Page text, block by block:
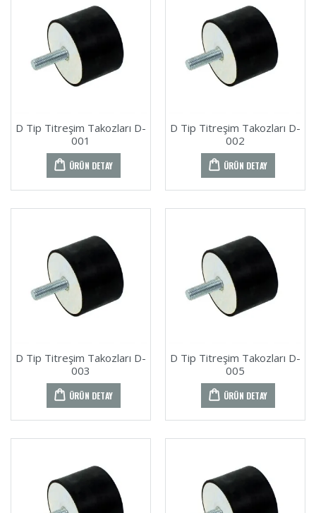
D Tip Titreşim Takozları D-
001
ÜRÜN DETAY
D Tip Titreşim Takozları D-
002
ÜRÜN DETAY
D Tip Titreşim Takozları D-
003
ÜRÜN DETAY
D Tip Titreşim Takozları D-
005
ÜRÜN DETAY